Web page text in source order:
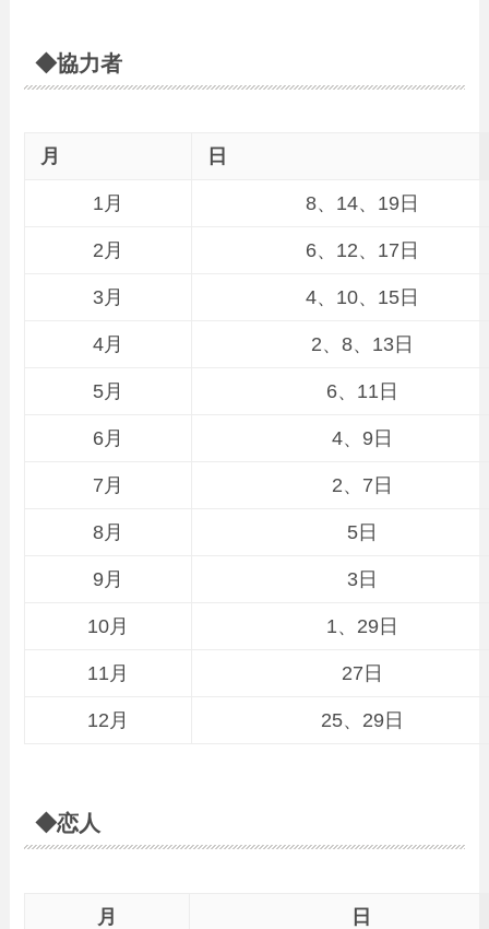
◆協力者
月 日
1月 8、14、19日
2月 6、12、17日
3月 4、10、15日
4月 2、8、13日
5月 6、11日
6月 4、9日
7月 2、7日
8月 5日
9月 3日
10月 1、29日
11月 27日
12月 25、29日
◆恋人
月 日